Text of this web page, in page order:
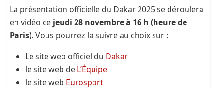
La présentation officielle du Dakar 2025 se déroulera
en vidéo ce jeudi 28 novembre à 16 h (heure de
Paris). Vous pourrez la suivre au choix sur :
Le site web officiel du Dakar
le site web de L’Équipe
le site web Eurosport